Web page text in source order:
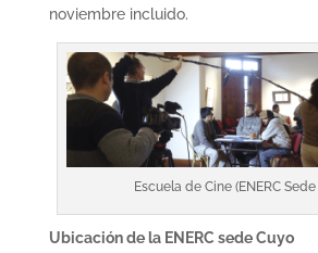
noviembre incluido.
Escuela de Cine (ENERC
Ubicación de la ENERC sede Cuyo